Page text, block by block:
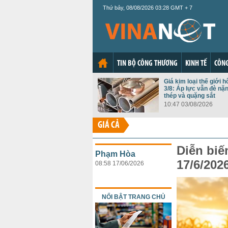
Thứ bảy, 08/08/2026 03:28 GMT + 7
TIN BỘ CÔNG THƯƠNG KINH TẾ
Giá kim loại thế giới
3/8: Áp lực vẫn đè
thép và quặng sắt
10:47 03/08/2026
GIÁ CẢ
Diễn
17/6/
Phạm Hòa
08:58 17/06/2026
NỔI BẬT TRANG CHỦ